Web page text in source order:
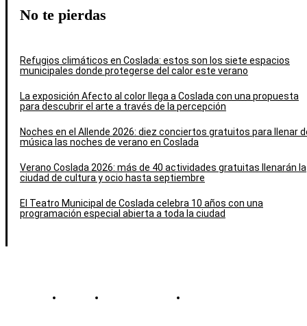
No te pierdas
Refugios climáticos en Coslada: estos son los siete espacios
municipales donde protegerse del calor este verano
La exposición Afecto al color llega a Coslada con una propuesta
para descubrir el arte a través de la percepción
Noches en el Allende 2026: diez conciertos gratuitos para llenar
música las noches de verano en Coslada
Verano Coslada 2026: más de 40 actividades gratuitas llenarán la
ciudad de cultura y ocio hasta septiembre
El Teatro Municipal de Coslada celebra 10 años con una
programación especial abierta a toda la ciudad
Contacto Política de cookies